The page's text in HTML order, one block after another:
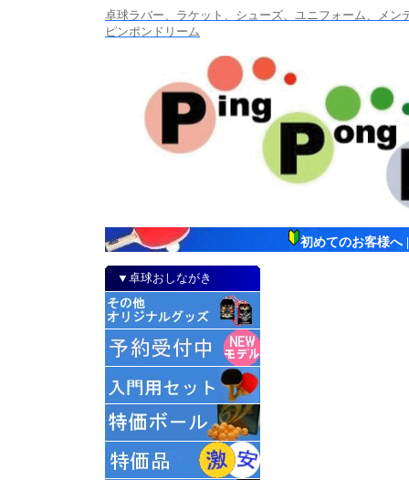
卓球ラバー、ラケット、シューズ、ユニフォーム、メ
ピンポンドリーム
初めてのお客様へ
▼卓球おしながき